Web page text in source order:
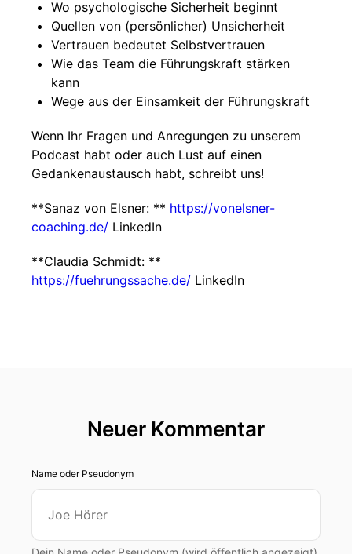
Wo psychologische Sicherheit beginnt
Quellen von (persönlicher) Unsicherheit
Vertrauen bedeutet Selbstvertrauen
Wie das Team die Führungskraft stärken
kann
Wege aus der Einsamkeit der Führungskraft
Wenn Ihr Fragen und Anregungen zu unserem
Podcast habt oder auch Lust auf einen
Gedankenaustausch habt, schreibt uns!
**Sanaz von Elsner: ** https://vonelsner-
coaching.de/ LinkedIn
**Claudia Schmidt: **
https://fuehrungssache.de/ LinkedIn
Neuer Kommentar
Name oder Pseudonym